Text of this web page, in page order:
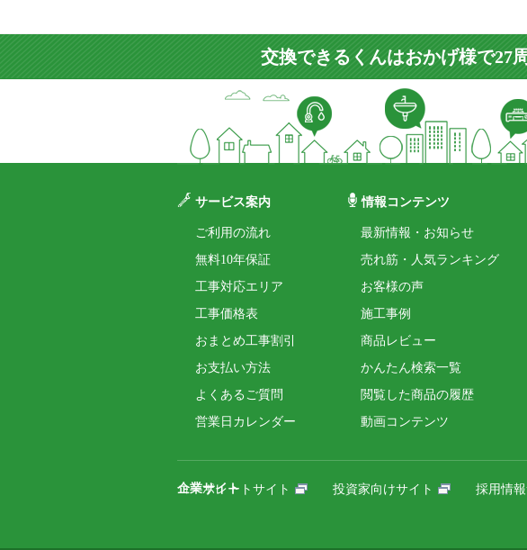
交換できるくんはおかげ様で27
サービス案内
ご利用の流れ
無料10年保証
工事対応エリア
工事価格表
おまとめ工事割引
お支払い方法
よくあるご質問
営業日カレンダー
情報コンテンツ
最新情報・お知らせ
売れ筋・人気ランキング
お客様の声
施工事例
商品レビュー
かんたん検索一覧
閲覧した商品の履歴
動画コンテンツ
企業サイト
コーポレートサイト 投資家向けサイト 採用情